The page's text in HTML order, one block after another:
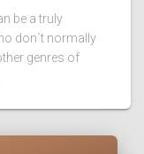
be a truly
don`t normally
genres of